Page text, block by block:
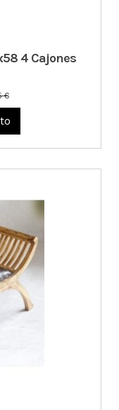
4 Cajones
€